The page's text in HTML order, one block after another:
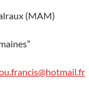
(MAM)